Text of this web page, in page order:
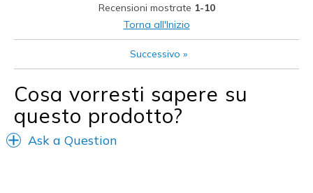
Feels too wide
Sizing
Feels full size too big
Shoes are for Wearing
Recensioni mostrate 1-10
Torna all'Inizio
Successivo »
Cosa vorresti sapere su
questo prodotto?
Ask a Question